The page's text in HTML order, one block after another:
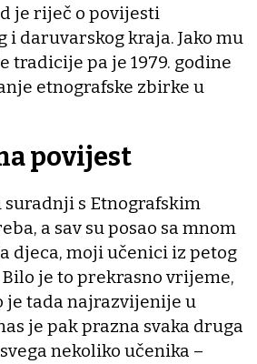
je riječ o povijesti
i daruvarskog kraja. Jako mu
tradicije pa je 1979. godine
etnografske zbirke u
povijest
suradnji s Etnografskim
a sav su posao sa mnom
djeca, moji učenici iz petog
je to prekrasno vrijeme,
je tada najrazvijenije u
je pak prazna svaka druga
nekoliko učenika –